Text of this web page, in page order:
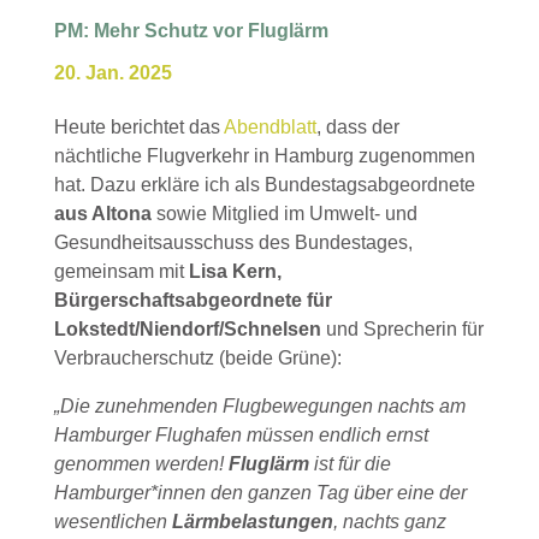
PM: Mehr Schutz vor Fluglärm
20. Jan. 2025
Heute berichtet dasAbendblatt, dass der
nächtliche Flugverkehr in Hamburg zugenommen
hat. Dazu erkläre ich als Bundestagsabgeordnete
aus Altonasowie Mitglied im Umwelt- und
Gesundheitsausschuss des Bundestages,
gemeinsam mit Lisa Kern,
Bürgerschaftsabgeordnete für
Lokstedt/Niendorf/Schnelsen und Sprecherin für
Verbraucherschutz (beide Grüne):
„Die zunehmenden Flugbewegungen nachts am
Hamburger Flughafen müssen endlich ernst
genommen werden!Fluglärm ist für die
Hamburger*innen den ganzen Tag über eine der
wesentlichen Lärmbelastungen, nachts ganz